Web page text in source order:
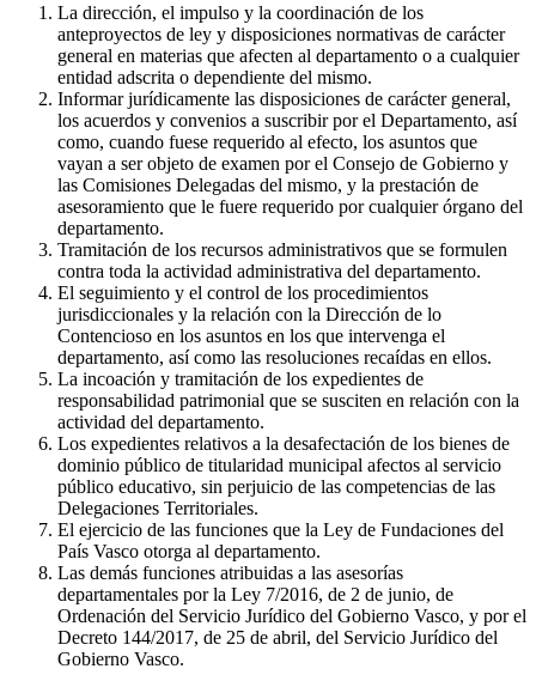
La dirección, el impulso y la coordinación de los
anteproyectos de ley y disposiciones normativas de carácter
general en materias que afecten al departamento o a cualquier
entidad adscrita o dependiente del mismo.
Informar jurídicamente las disposiciones de carácter general,
los acuerdos y convenios a suscribir por el Departamento, así
como, cuando fuese requerido al efecto, los asuntos que
vayan a ser objeto de examen por el Consejo de Gobierno y
las Comisiones Delegadas del mismo, y la prestación de
asesoramiento que le fuere requerido por cualquier órgano del
departamento.
Tramitación de los recursos administrativos que se formulen
contra toda la actividad administrativa del departamento.
El seguimiento y el control de los procedimientos
jurisdiccionales y la relación con la Dirección de lo
Contencioso en los asuntos en los que intervenga el
departamento, así como las resoluciones recaídas en ellos.
La incoación y tramitación de los expedientes de
responsabilidad patrimonial que se susciten en relación con la
actividad del departamento.
Los expedientes relativos a la desafectación de los bienes de
dominio público de titularidad municipal afectos al servicio
público educativo, sin perjuicio de las competencias de las
Delegaciones Territoriales.
El ejercicio de las funciones que la Ley de Fundaciones del
País Vasco otorga al departamento.
Las demás funciones atribuidas a las asesorías
departamentales por la Ley 7/2016, de 2 de junio, de
Ordenación del Servicio Jurídico del Gobierno Vasco, y por el
Decreto 144/2017, de 25 de abril, del Servicio Jurídico del
Gobierno Vasco.